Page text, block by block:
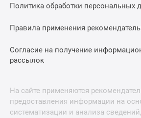
Политика обработки персональных
Правила применения
Согласие на получение
рассылок
На сайте применяются
предоставления информации на
систематизации и анализа